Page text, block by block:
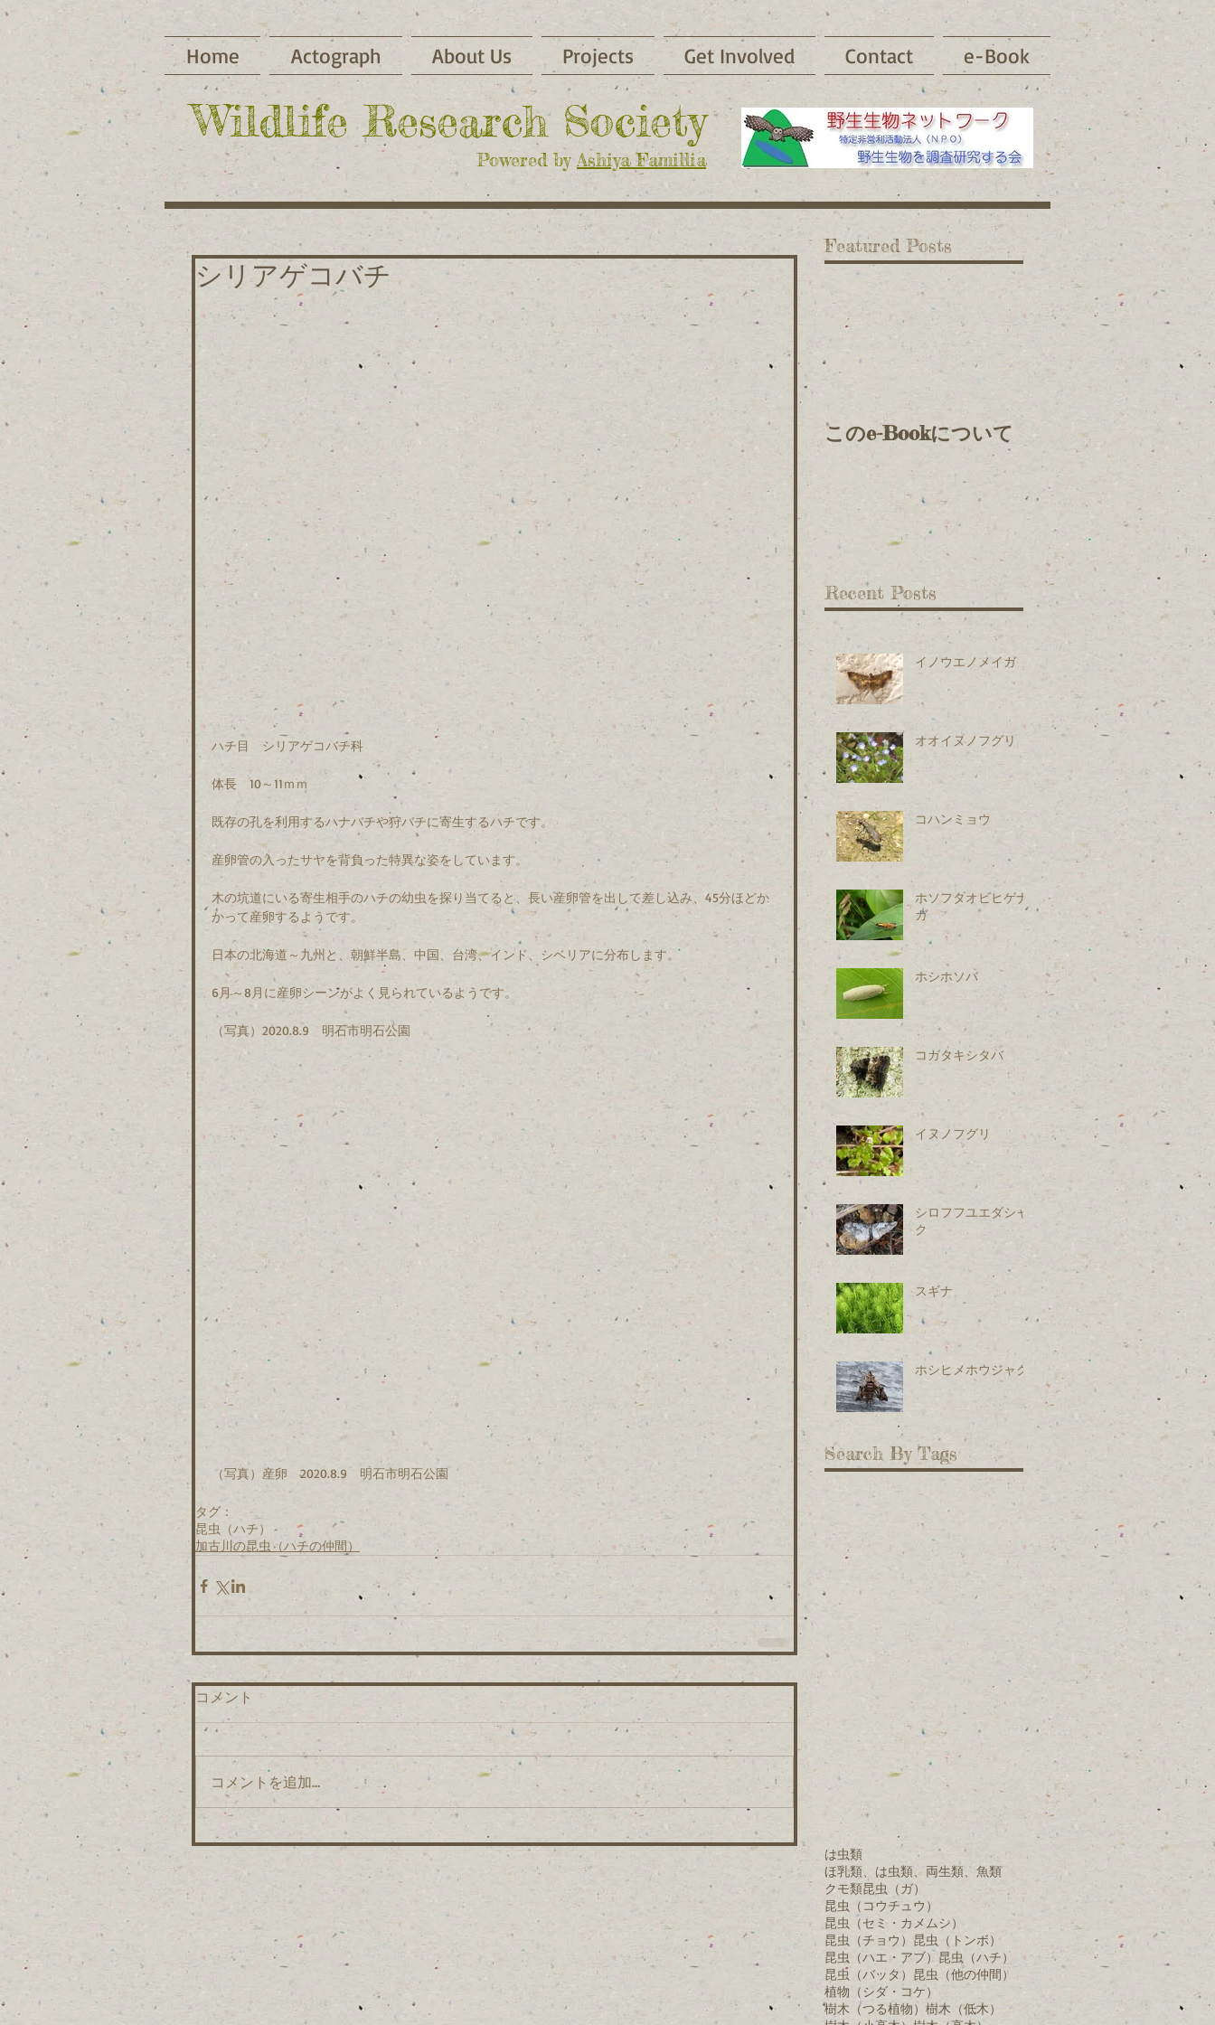
Home Actograph About Us Projects Get Involved Contact e-Book
​Wildlife Research Society
Powered by Ashiya Famillia
シリアゲコバチ
ハチ目　シリアゲコバチ科
体長　10～11ｍｍ
既存の孔を利用するハナバチや狩バチに寄生するハチです。
産卵管の入ったサヤを背負った特異な姿をしています。
木の坑道にいる寄生相手のハチの幼虫を探り当てると、長い産卵管を出して差し込み、45分ほどか
かって産卵するようです。
日本の北海道～九州と、朝鮮半島、中国、台湾、インド、シベリアに分布します。
6月～8月に産卵シーンがよく見られているようです。
（写真）2020.8.9　明石市明石公園
（写真）産卵　2020.8.9　明石市明石公園
タグ：
昆虫（ハチ）
加古川の昆虫（ハチの仲間）
コメント
コメントを追加…
Featured Posts
このe-Bookについて
Recent Posts
イノウエノメイガ
オオイヌノフグリ
コハンミョウ
ホソフタオビヒゲナ
ガ
ホシホソバ
コガタキシタバ
イヌノフグリ
シロフフユエダシャ
ク
スギナ
ホシヒメホウジャク
Search By Tags
は虫類
ほ乳類、は虫類、両生類、魚類
クモ類昆虫（ガ）
昆虫（コウチュウ）
昆虫（セミ・カメムシ）
昆虫（チョウ） 昆虫（トンボ）
昆虫（ハエ・アブ） 昆虫（ハチ）
昆虫（バッタ） 昆虫（他の仲間）
植物（シダ・コケ）
樹木（つる植物） 樹木（低木）